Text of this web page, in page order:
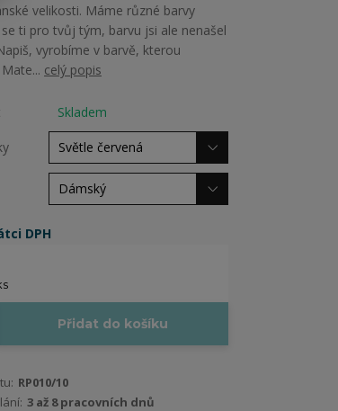
velikosti. Máme různé barvy
ti pro tvůj tým, barvu jsi ale nenašel
vyrobíme v barvě, kterou
celý popis
Skladem
DPH
Přidat do košíku
RP010/10
3 až 8 pracovních dnů